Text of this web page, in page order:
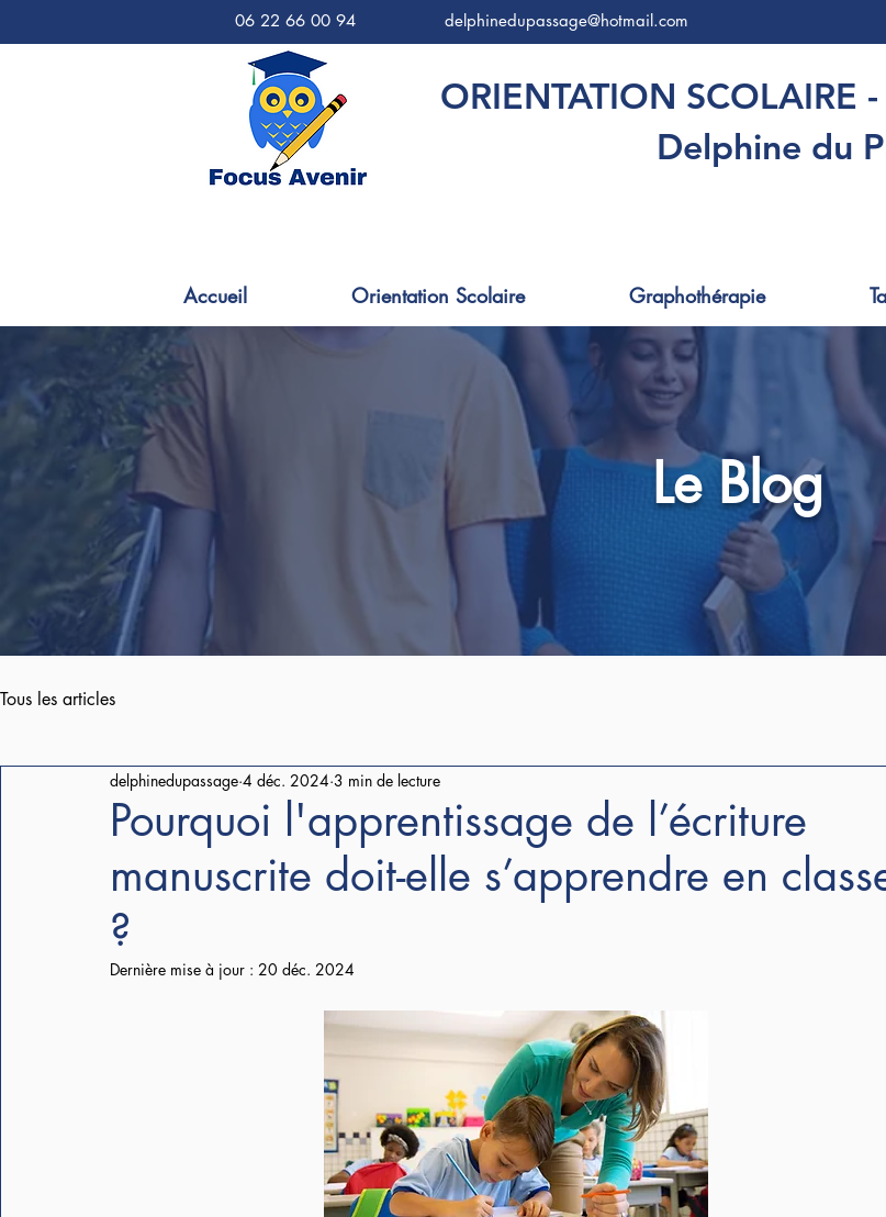
06 22 66 00 94 delphinedupassage@hotmail.com
ORIENTATION SCOLAIRE -
Delphine du
Accueil Orientation Scolaire Graphothérapie
Le Blog
Tous les articles
Pourquoi l'apprentissage de l’écriture
manuscrite doit-elle s’apprendre en
?
delphinedupassage 4 déc. 2024 3 min de lecture
Dernière mise à jour : 20 déc. 2024